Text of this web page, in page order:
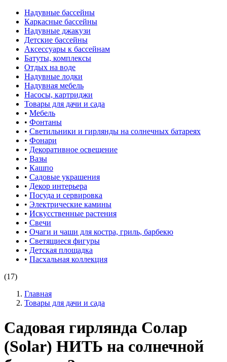
Надувные бассейны
Каркасные бассейны
Надувные джакузи
Детские бассейны
Аксессуары к бассейнам
Батуты, комплексы
Отдых на воде
Надувные лодки
Надувная мебель
Насосы, картриджи
Товары для дачи и сада
• Мебель
• Фонтаны
• Светильники и гирлянды на солнечных батареях
• Фонари
• Декоративное освещение
• Вазы
• Кашпо
• Садовые украшения
• Декор интерьера
• Посуда и сервировка
• Электрические камины
• Искусственные растения
• Свечи
• Очаги и чаши для костра, гриль, барбекю
• Светящиеся фигуры
• Детская площадка
• Пасхальная коллекция
(17)
Главная
Товары для дачи и сада
Садовая гирлянда Солар
(Solar) НИТЬ на солнечной